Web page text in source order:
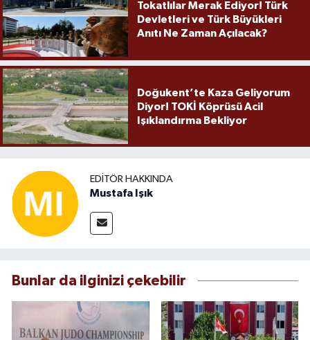
Tokatlılar Merak Ediyor! Türk
Devletleri ve Türk Büyükleri
Anıtı Ne Zaman Açılacak?
Doğukent’te Kaza Geliyorum
Diyor! TOKİ Köprüsü Acil
Işıklandırma Bekliyor
EDITÖR HAKKINDA
Mustafa Işık
Bunlar da ilginizi çekebilir